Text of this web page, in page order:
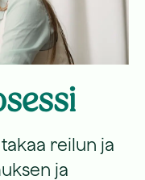
reilun ja
ja